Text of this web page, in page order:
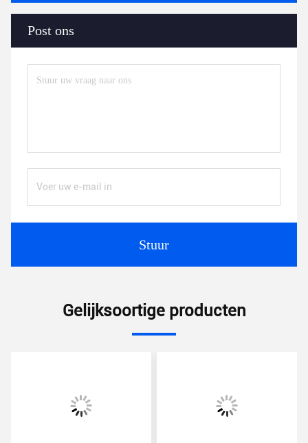
Post ons
Stuur
Gelijksoortige producten